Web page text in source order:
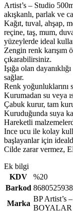
Artist’s – Studio
akışkanlı, parlak ve
Kağıt, tuval, ahşap,
reçine, taş, mum,
yüzeylerde ideal
Zengin renk karışım
çıkarabilirsiniz.
Işığa olan
sağlar.
Renk yoğunluklarını
Kurumadan su veya
Çabuk kurur, tam
Kuruduğunda suya
Hareketli
Ince ucu ile kolay
başlayanlar için
Cilde zarar vermez,
Ek bilgi
KDV
%20
Barkod
Marka
BP Artist’s